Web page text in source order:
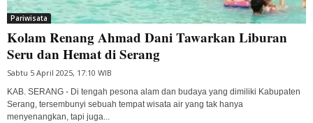
Pariwisata
Kolam Renang Ahmad Dani Tawarkan Liburan
Seru dan Hemat di Serang
Sabtu 5 April 2025, 17:10 WIB
KAB. SERANG - Di tengah pesona alam dan budaya yang dimiliki Kabupaten
Serang, tersembunyi sebuah tempat wisata air yang tak hanya
menyenangkan, tapi juga...